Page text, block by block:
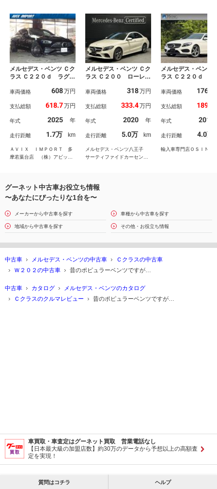
メルセデス・ベンツ Ｃク
ラス Ｃ２２０ｄ ラグジ
Ｇライン＆ドライバーズ
０度カメラ Ｎｅｗステ
ｓｔｅｒ Ｓヒーター＆
ベンチレーション デジ
タルライト 自動トラン
ク Ｒアクスル 禁煙
保証継承
車両価格 608万円
支払総額 618.7万円
年式 2025 年
走行距離 1.7万 km
ＡＶＩＸ ＩＭＰＯＲＴ 多
摩若葉台店 （株）アビック
メルセデス・ベンツ Ｃク
ラス Ｃ２００ ローレウ
車両価格 318万円
支払総額 333.4万円
年式 2020 年
走行距離 5.0万 km
メルセデス・ベンツ八王子
サーティファイドカーセンタ
メルセデス・ベンツ
ラス Ｃ２２０ｄ ロ
ーダーセーフティＰ
シスト／パワーシー
メモリー／純正ナビ
ｌｕｅｔｏｏｔｈ／
Ｄ・ＤＶＤ／フルセ
Ｖ／レーダークルー
純正ＡＷ
車両価格 176.1
支払総額 189.9
年式 2018
走行距離 4.0万
輸入車専門店ＯＳＩＮＣ
グーネット中古車お役立ち情報
〜あなたにぴったりな1台を〜
メーカーから中古車を探す 車種から中古車を探す
地域から中古車を探す その他・お役立ち情報
中古車 メルセデス・ベンツの中古車
Ｃクラスの中古車
Ｗ２０２の中古車
昔のポピュラーベンツですが…
中古車 カタログ
メルセデス・ベンツのカタログ
Ｃクラスのクルマレビュー
昔のポピュラーベンツですが…
車買取・車査定はグーネット買取 営業電話なし
【日本最大級の加盟店数】約30万のデータから予想以上の高額査
定を実現！
質問はコチラ ヘルプ